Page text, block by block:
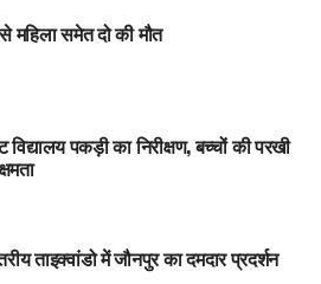
महिला समेत दो की मौत
विद्यालय पकड़ी का निरीक्षण, बच्चों की परखी
ताइक्वांडो में जौनपुर का दमदार प्रदर्शन